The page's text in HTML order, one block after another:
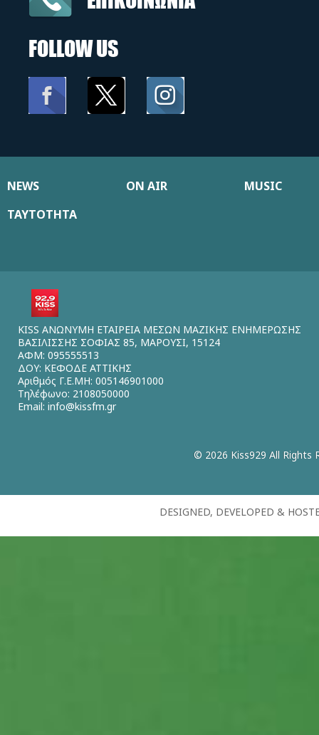
FOLLOW US
NEWS ON AIR
MUSIC
ΤΑΥΤΟΤΗΤΑ
KISS ΑΝΩΝΥΜΗ ΕΤΑΙΡΕΙΑ ΜΕΣΩΝ ΜΑΖΙΚΗΣ ΕΝΗΜΕΡΩΣΗΣ
ΒΑΣΙΛΙΣΣΗΣ ΣΟΦΙΑΣ 85, ΜΑΡΟΥΣΙ, 15124
ΑΦΜ: 095555513
ΔΟΥ: ΚΕΦΟΔΕ ΑΤΤΙΚΗΣ
Αριθμός Γ.Ε.ΜΗ: 005146901000
Τηλέφωνο: 2108050000
Email: info@kissfm.gr
© 2026 Kiss929 All Rights
DESIGNED, DEVELOPED &